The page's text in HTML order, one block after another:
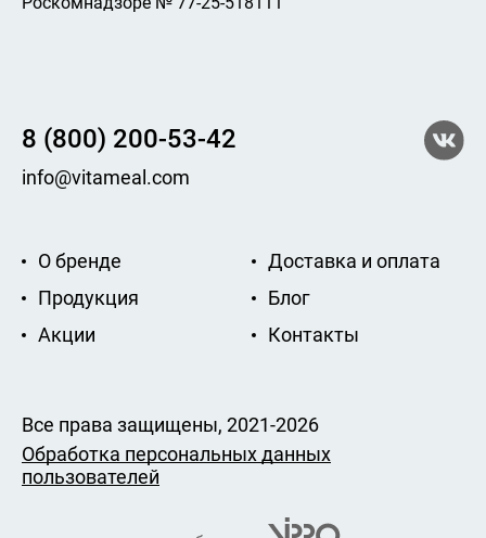
8 (800) 200-53-42
info@vitameal.com
О бренде
Продукция
Акции
Доставка и оплата
Блог
Контакты
Все права защищены, 2021-2026
Обработка персональных данных
пользователей